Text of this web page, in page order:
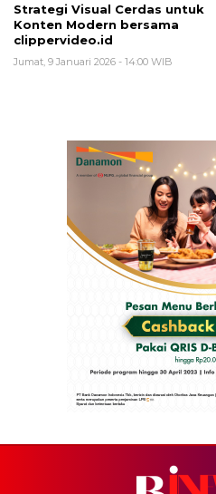
Strategi Visual Cerdas untuk
Konten Modern bersama
clippervideo.id
Jumat, 9 Januari 2026 - 14:00 WIB